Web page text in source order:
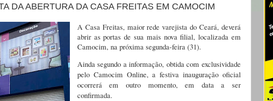
DA ABERTURA DA CASA FREITAS EM CAMOCIM
A Casa Freitas, maior rede varejista do Ceará, deverá
abrir as portas de sua mais nova filial, localizada em
Camocim, na próxima segunda-feira (31).
Ainda segundo a informação, obtida com exclusividade
pelo Camocim Online, a festiva inauguração oficial
ocorrerá em outro momento, em data a ser
confirmada.